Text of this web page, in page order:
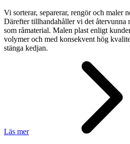
Vi sorterar, separerar, rengör och maler
Därefter tillhandahåller vi det återvunna
som råmaterial. Malen plast enligt
volymer och med konsekvent hög
stänga kedjan.
Läs mer